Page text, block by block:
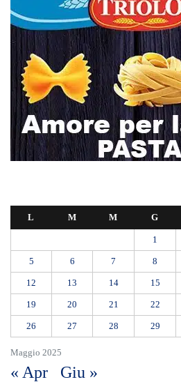
Maggio 2025
L M M G
1
5 6 7 8
12 13 14 15
19 20 21 22
26 27 28 29
« Apr Giu »